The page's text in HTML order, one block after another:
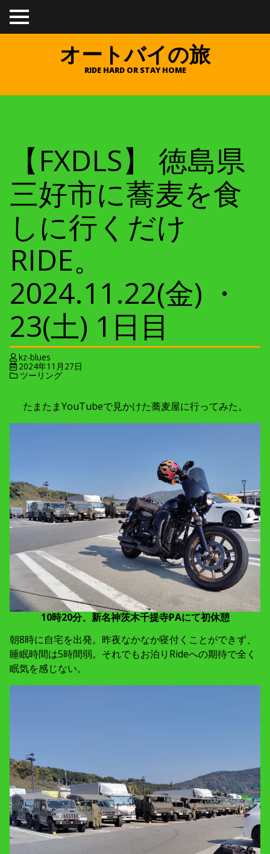
TO
GGL
オートバイの旅
RIDE HARD OR STAY HOME
【FXDLS】 徳島県
三好市に蕎麦を食
しに行くだけ
RIDE。
2024.11.22(金) ・
23(土) 1日目
kz-blues
2024年11月27日
ツーリング
たまたまYouTubeで見かけた蕎麦屋に行ってみた。
10時20分、新名神茨木千提寺PAにて初休憩
朝8時に自宅を出発。昨夜なかなか寝付くことができず、
睡眠時間は5時間弱。それでもお泊りRideへの期待で全く
眠気を感じない。